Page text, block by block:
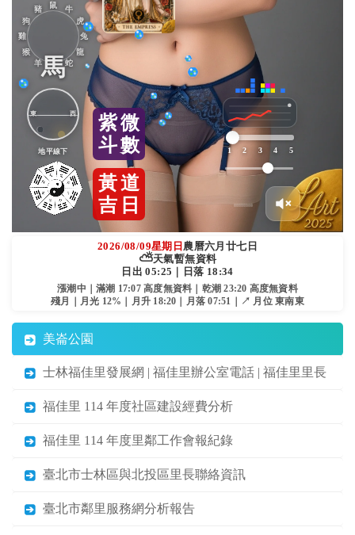
紫微
斗數
黃道
吉 日
1 2 3 4 5
鼠
牛
虎
兔
龍
蛇
馬
羊
猴
雞
狗
豬
東 西
地平線下
2026/08/09星期日農曆六月廿七日
⛅天氣暫無資料
日出 05:25｜日落 18:34
漲潮中｜滿潮 17:07 高度無資料｜乾潮 23:20 高度無資料
殘月｜月光 12%｜月升 18:20｜月落 07:51｜↗ 月位 東南東
美崙公園
士林福佳里發展網 | 福佳里辦公室電話 | 福佳里里長
福佳里 114 年度社區建設經費分析
福佳里 114 年度里鄰工作會報紀錄
臺北市士林區與北投區里長聯絡資訊
臺北市鄰里服務網分析報告